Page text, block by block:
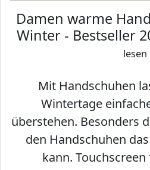
Damen warme
Winter - Bestseller
lesen
Mit Handschuhen
Wintertage
überstehen. Besonders
den Handschuhen
kann.